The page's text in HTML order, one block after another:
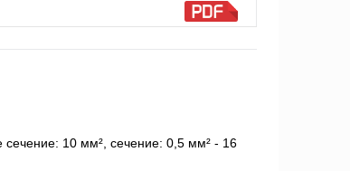
10 мм², сечение: 0,5 мм² - 16